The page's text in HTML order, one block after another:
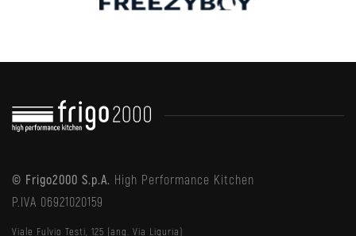
© Frigo2000 S.p.A. High Performance Kitchen
P.IVA 06921020159
Viale Fulvio Testi, 125 (ang. Via Liguria)